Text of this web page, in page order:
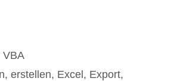
VBA
, erstellen, Excel , Export,